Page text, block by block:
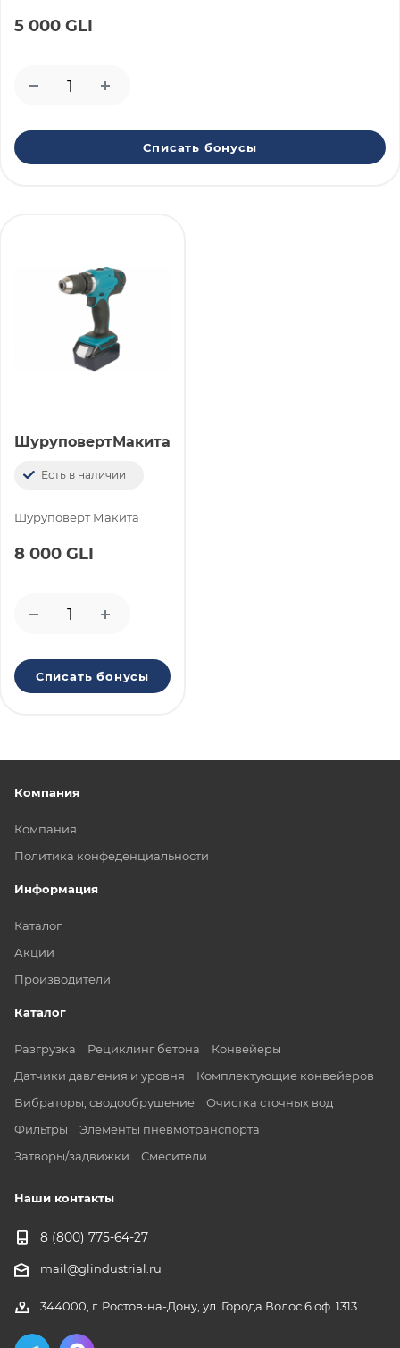
5 000 GLI
Списать бонусы
ШуруповертМакита
Есть в наличии
Шуруповерт Макита
8 000 GLI
Списать бонусы
Компания
Компания
Политика конфеденциальности
Информация
Каталог
Акции
Производители
Каталог
Разгрузка Рециклинг бетона
Конвейеры
Датчики давления и уровня
Комплектующие конвейеров
Вибраторы, сводообрушение
Очистка сточных вод
Фильтры
Элементы пневмотранспорта
Затворы/задвижки
Смесители
Наши контакты
8 (800) 775-64-27
mail@glindustrial.ru
344000, г. Ростов-на-Дону, ул. Города Волос 6 оф. 1313